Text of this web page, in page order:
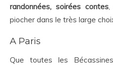
randonnées, soirées contes,
piocher dans le très large
A Paris
Que toutes les